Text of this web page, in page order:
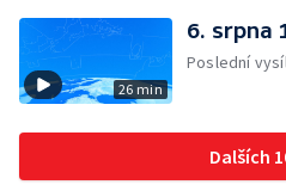
26 min
6. srpna
Poslední
Dalších